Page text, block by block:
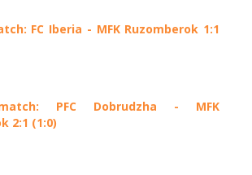
FC Iberia - MFK Ruzomberok 1:1
PFC Dobrudzha - MFK
2:1 (1:0)